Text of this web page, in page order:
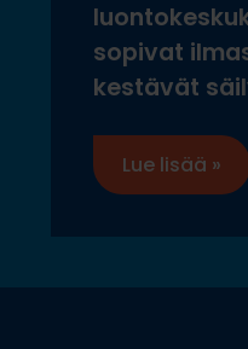
sopivat
kestävät
Lue lisää »